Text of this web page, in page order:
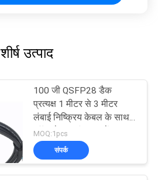
शीर्ष उत्पाद
100 जी QSFP28 डैक
प्रत्यक्ष 1 मीटर से 3 मीटर
लंबाई निष्क्रिय केबल के साथ
कॉपर केबल संलग्न करें
MOQ:1pcs
संपर्क